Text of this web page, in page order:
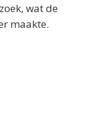
wat de
maakte.